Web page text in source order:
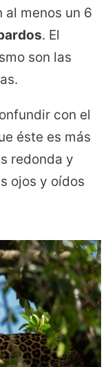
al menos un 6
. El
son las
con el
éste es más
redonda y
ojos y oídos